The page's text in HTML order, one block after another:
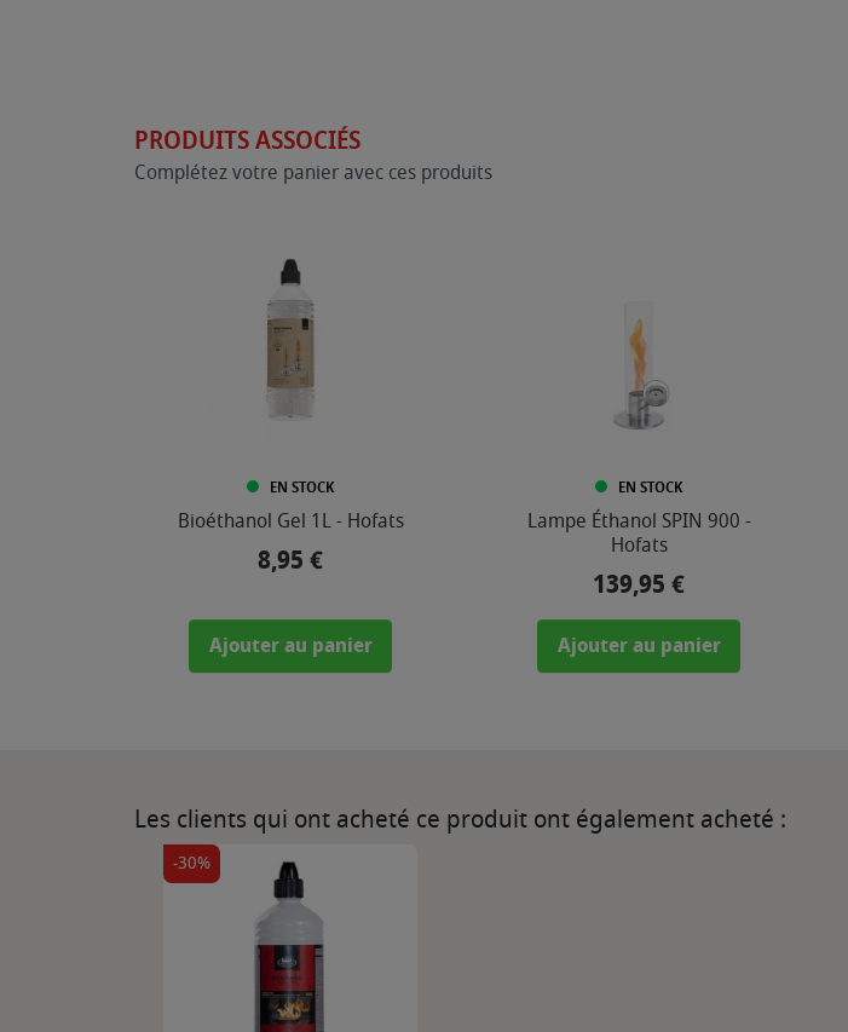
PRODUITS ASSOCIÉS
Complétez votre panier avec ces produits
EN STOCK
Bioéthanol Gel 1L - Hofats
Prix
8,95 €
Ajouter au panier
EN STOCK
Lampe Éthanol SPIN 900 -
Hofats
Prix
139,95 €
Ajouter au panier
Les clients qui ont acheté ce produit ont également acheté :
-30%